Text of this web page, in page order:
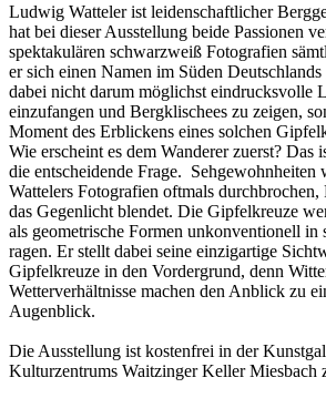
Ludwig Watteler ist leidenschaftlicher
hat bei dieser Ausstellung beide Passionen
spektakulären schwarzweiß Fotografien
er sich einen Namen im Süden
dabei nicht darum möglichst eindrucksvolle
einzufangen und Bergklischees zu zeigen,
Moment des Erblickens eines solchen
Wie erscheint es dem Wanderer zuerst? Das
die entscheidende Frage.
Wattelers Fotografien oftmals durchbrochen,
das Gegenlicht blendet. Die Gipfelkreuze
als geometrische Formen unkonventionell in
ragen. Er stellt dabei seine einzigartige
Gipfelkreuze in den Vordergrund, denn
Wetterverhältnisse machen den Anblick zu
Augenblick.
Die Ausstellung ist kostenfrei in der
Kulturzentrums Waitzinger Keller Miesbach